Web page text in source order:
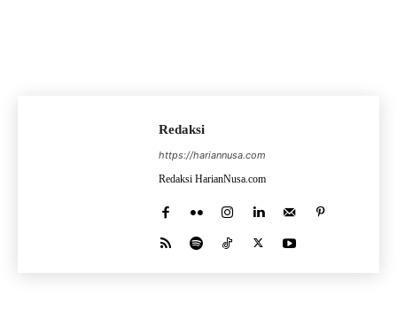
Redaksi
https://hariannusa.com
Redaksi HarianNusa.com